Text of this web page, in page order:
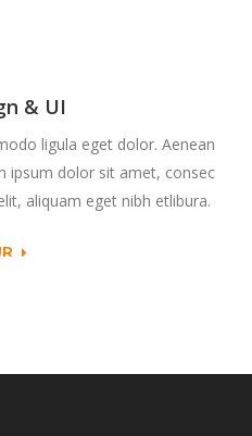
& UI
ligula eget dolor. Aenean
ipsum dolor sit amet, consec
aliquam eget nibh etlibura.